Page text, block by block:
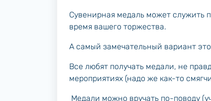
Сувенирная медаль может служить
время вашего торжества.
А самый замечательный вариант
Все любят получать медали, не
мероприятиях (надо же как-то
Медали можно вручать по-поводу